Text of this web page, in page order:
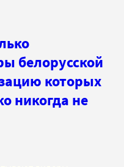
белорусской
которых
никогда не